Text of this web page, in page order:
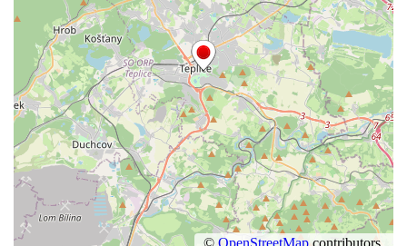
Socha Roháč v ZOO Hluboká
Socha Mystik v ZOO Hluboká
Reliéf Rodina a práce na budově záložny
čp. 69/1 v Českých Budějovicích
Socha Jana Valeria Jirsíka u Černé věže v
Českých Budějovicích
Socha Krista klesajícího pod křížem u
kostela svatého Mikuláše v Českých
Budějovicích